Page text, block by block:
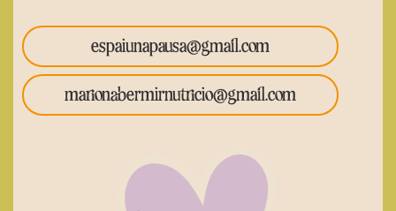
espaiunapausa@gmail.com
marionabermirnutricio@gmail.com